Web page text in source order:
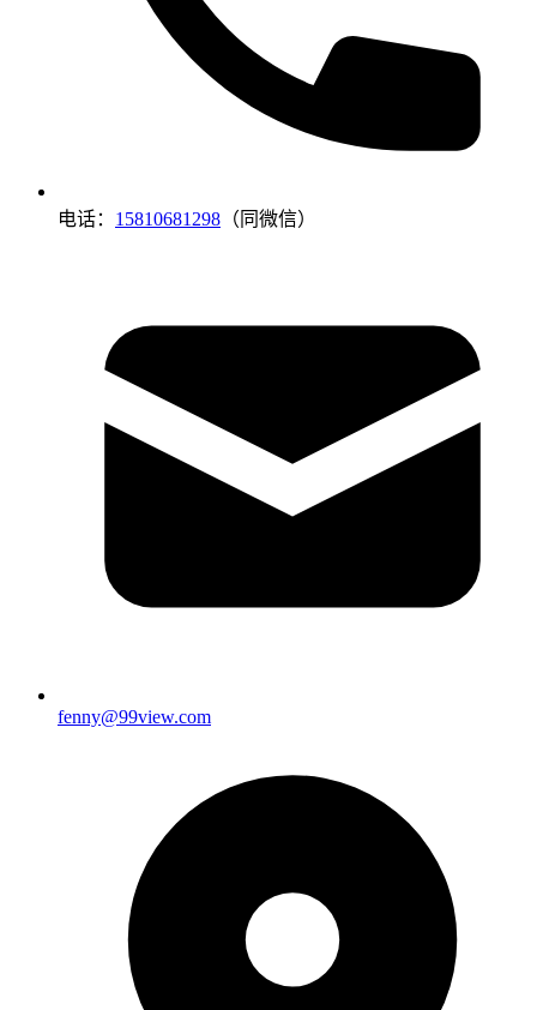
电话： 15810681298 （同微信）
fenny@99view.com